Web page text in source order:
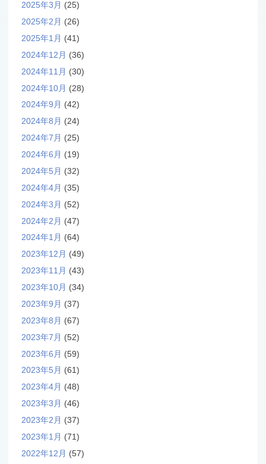
2025年3月 (25)
2025年2月 (26)
2025年1月 (41)
2024年12月 (36)
2024年11月 (30)
2024年10月 (28)
2024年9月 (42)
2024年8月 (24)
2024年7月 (25)
2024年6月 (19)
2024年5月 (32)
2024年4月 (35)
2024年3月 (52)
2024年2月 (47)
2024年1月 (64)
2023年12月 (49)
2023年11月 (43)
2023年10月 (34)
2023年9月 (37)
2023年8月 (67)
2023年7月 (52)
2023年6月 (59)
2023年5月 (61)
2023年4月 (48)
2023年3月 (46)
2023年2月 (37)
2023年1月 (71)
2022年12月 (57)